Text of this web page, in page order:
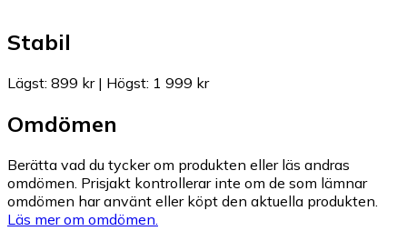
Stabil
Lägst: 899 kr| Högst: 1 999 kr
Omdömen
Berätta vad du tycker om produkten eller läs andras
omdömen. Prisjakt kontrollerar inte om de som lämnar
omdömen har använt eller köpt den aktuella produkten.
Läs mer om omdömen.